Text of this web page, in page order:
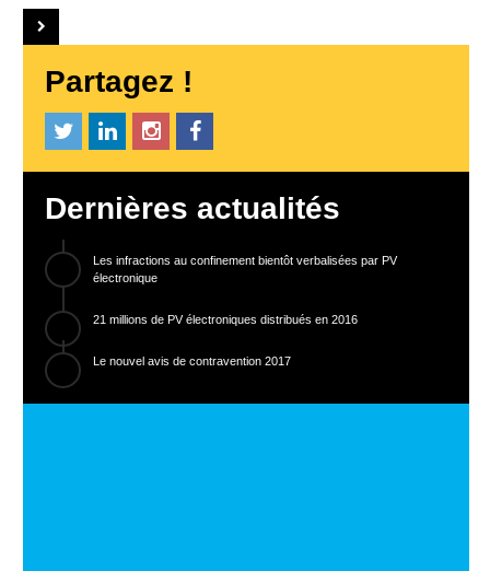
Partagez !
Dernières actualités
Les infractions au confinement bientôt verbalisées par PV
électronique
21 millions de PV électroniques distribués en 2016
Le nouvel avis de contravention 2017